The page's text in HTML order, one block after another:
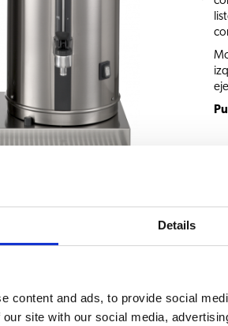
Details
content and ads, to provide social
site with our social media,